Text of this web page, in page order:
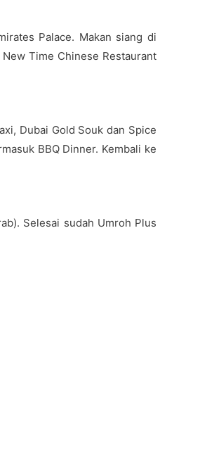
Palace. Makan siang di
Time Chinese Restaurant
Dubai Gold Souk dan Spice
BBQ Dinner. Kembali ke
Selesai sudah Umroh Plus